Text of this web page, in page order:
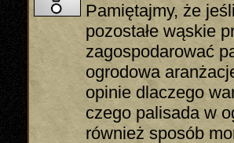
Pamiętajmy, że
pozostałe wąskie
zagospodarować
ogrodowa
opinie dlaczego
czego palisada w
również sposób